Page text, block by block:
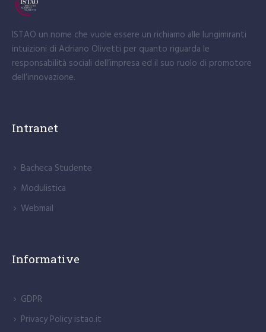
ISTAO un nome che vuole essere un richiamo alle lungimiranti
intuizioni di Adriano Olivetti per quanto riguarda le
responsabilità sociali dell’impresa ed il suo ruolo di promotore
dell’innovazione.
Intranet
Bacheca Studente
Modulistica
Webmail
Informative
GDPR
Privacy Policy istao.it